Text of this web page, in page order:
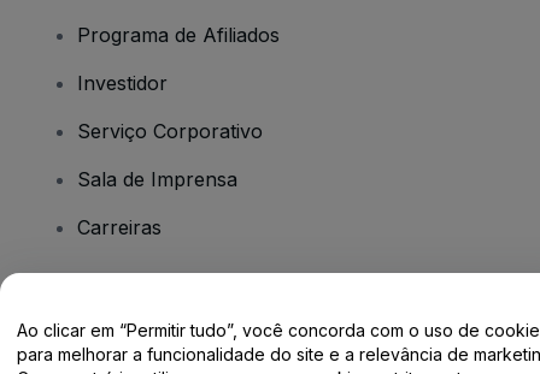
Programa de Afiliados
Investidor
Serviço Corporativo
Sala de Imprensa
Carreiras
Ao clicar em “Permitir tudo”, você concorda com o uso de
para melhorar a funcionalidade do site e a relevância de